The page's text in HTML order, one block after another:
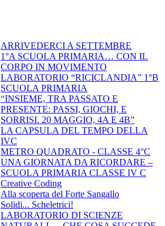
ARRIVEDERCI A SETTEMBRE
1°A SCUOLA PRIMARIA… CON IL
CORPO IN MOVIMENTO
LABORATORIO “RICICLANDIA” 1°B
SCUOLA PRIMARIA
“INSIEME, TRA PASSATO E
PRESENTE: PASSI, GIOCHI, E
SORRISI. 20 MAGGIO, 4A E 4B”
LA CAPSULA DEL TEMPO DELLA
IVC
METRO QUADRATO - CLASSE 4°C
UNA GIORNATA DA RICORDARE –
SCUOLA PRIMARIA CLASSE IV C
Creative Coding
Alla scoperta del Forte Sangallo
Solidi... Scheletrici!
LABORATORIO DI SCIENZE